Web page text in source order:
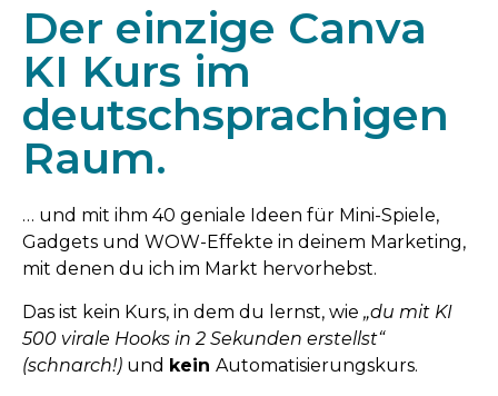
Der einzige Canva
KI Kurs im
deutschsprachigen
Raum.
… und mit ihm 40 geniale Ideen für Mini-Spiele,
Gadgets und WOW-Effekte in deinem Marketing,
mit denen du ich im Markt hervorhebst.
Das ist kein Kurs, in dem du lernst, wie „du mit KI
500 virale Hooks in 2 Sekunden erstellst“
(schnarch!) und kein Automatisierungskurs.